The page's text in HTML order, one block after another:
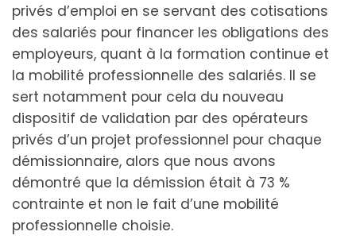
privés d’emploi en se servant des cotisations
des salariés pour financer les obligations des
employeurs, quant à la formation continue et
la mobilité professionnelle des salariés. Il se
sert notamment pour cela du nouveau
dispositif de validation par des opérateurs
privés d’un projet professionnel pour chaque
démissionnaire, alors que nous avons
démontré que la démission était à 73 %
contrainte et non le fait d’une mobilité
professionnelle choisie.